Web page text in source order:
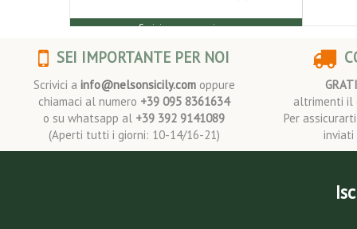
Scrivi una recensione
SEI IMPORTANTE PER NOI
Scrivici a info@nelsonsicily.comoppure
chiamaci al numero +39 095 8361634
o su whatsapp al +39 392 9141089
(Aperti tutti i giorni: 10-14/16-21)
altrimenti il
Per
inviati